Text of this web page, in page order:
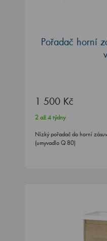
Pořadač horní
1 500 Kč
2 až 4 týdny
Nízký pořadač do horní
(umyvadlo Q 80)